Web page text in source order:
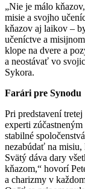
„Nie je málo
misie a svojho
kňazov aj laikov –
učeníctve a
klope na dvere a
a neostávať vo
Sykora.
Farári pre Synodu
Pri predstavení
experti
stabilné
nezabúdať na
Svätý dáva dary
kňazom,“ hovorí
a charizmy v